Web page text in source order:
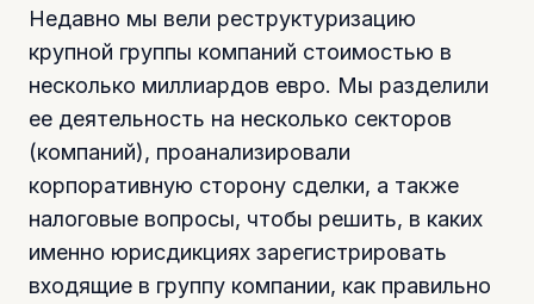
Недавно мы вели реструктуризацию
крупной группы компаний стоимостью в
несколько миллиардов евро. Мы разделили
ее деятельность на несколько секторов
(компаний), проанализировали
корпоративную сторону сделки, а также
налоговые вопросы, чтобы решить, в каких
именно юрисдикциях зарегистрировать
входящие в группу компании, как правильно